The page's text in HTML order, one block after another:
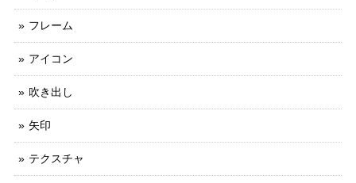
フレーム
アイコン
吹き出し
矢印
テクスチャ